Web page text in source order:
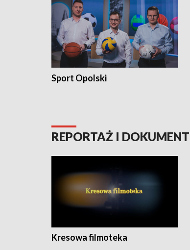
Sport Opolski
REPORTAŻ I DOKUMENT
Kresowa filmoteka